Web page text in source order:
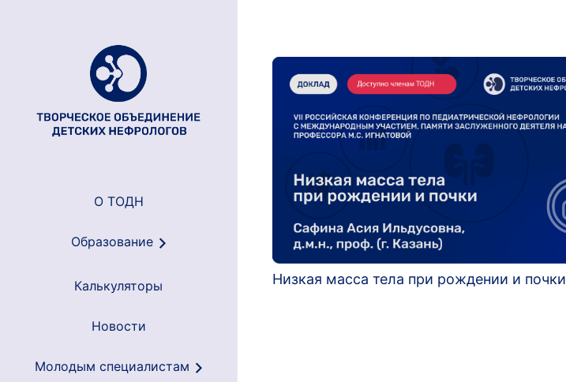
О ТОДН
Образование
Калькуляторы
Новости
Молодым специалистам
Низкая масса тела при рождении и почки